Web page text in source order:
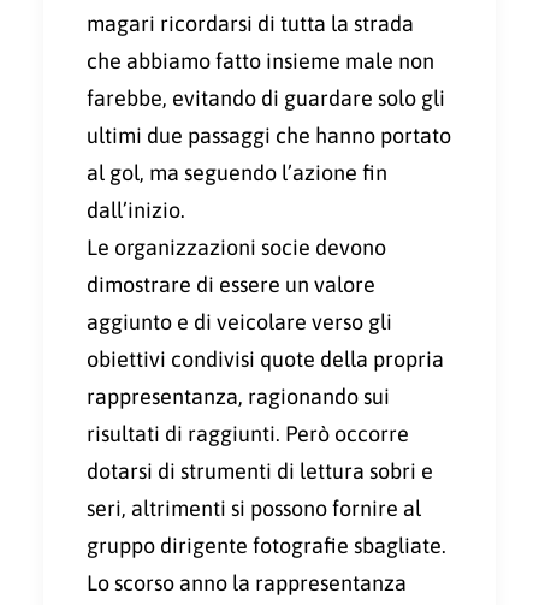
magari ricordarsi di tutta la strada
che abbiamo fatto insieme male non
farebbe, evitando di guardare solo gli
ultimi due passaggi che hanno portato
al gol, ma seguendo l’azione fin
dall’inizio.
Le organizzazioni socie devono
dimostrare di essere un valore
aggiunto e di veicolare verso gli
obiettivi condivisi quote della propria
rappresentanza, ragionando sui
risultati di raggiunti. Però occorre
dotarsi di strumenti di lettura sobri e
seri, altrimenti si possono fornire al
gruppo dirigente fotografie sbagliate.
Lo scorso anno la rappresentanza